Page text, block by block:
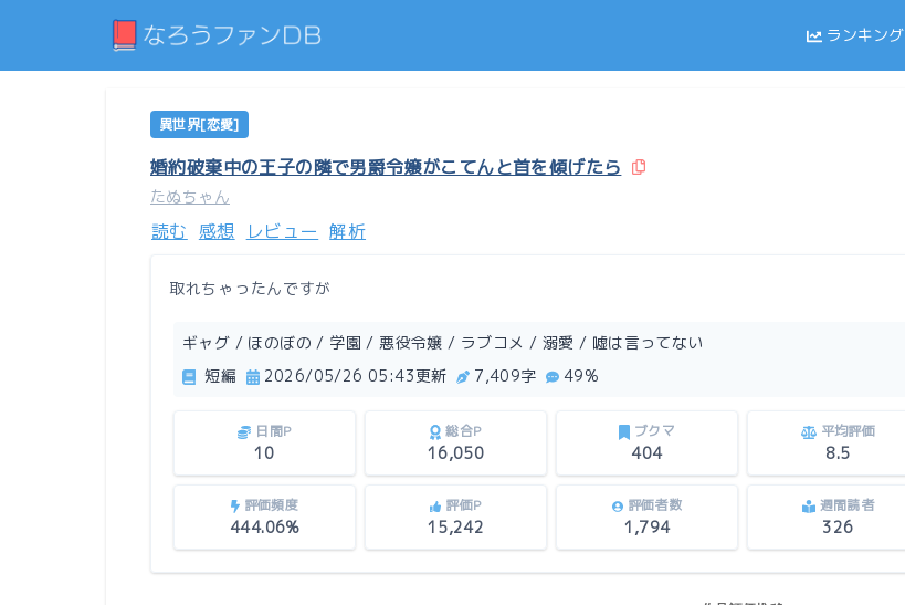
ランキング
異世界[恋愛]
婚約破棄中の王子の隣で男爵令嬢がこてんと首を傾げたら
たぬちゃん
読む 感想 レビュー 解析
取れちゃったんですが
ギャグ / ほのぼの / 学園 / 悪役令嬢 / ラブコメ / 溺愛 / 嘘は言ってない
短編
2026/05/26 05:43更新 7,409字 49%
日間P
10
総合P
16,050
ブクマ
404
平均評価
8.5
評価頻度
444.06%
評価P
15,242
評価者数
1,794
週間読者
326